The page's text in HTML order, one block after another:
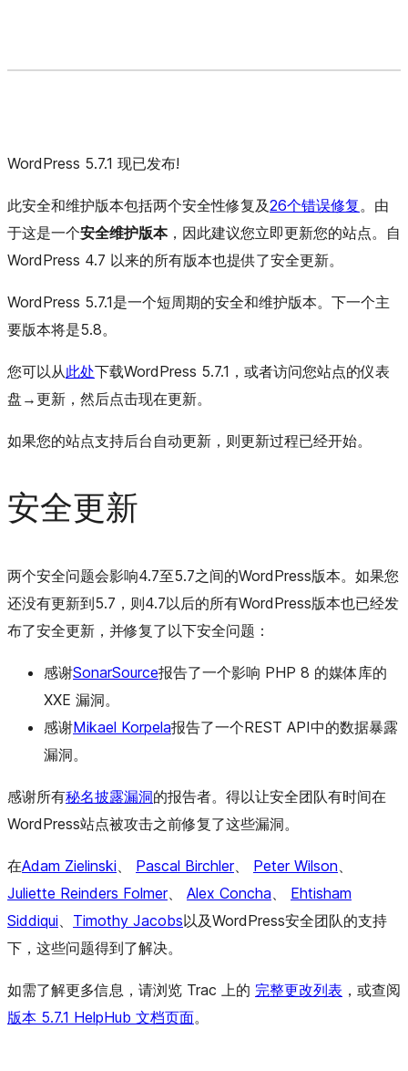
WordPress 5.7.1 现已发布!
此安全和维护版本包括两个安全性修复及26个错误修复。由
于这是一个安全维护版本，因此建议您立即更新您的站点。自
WordPress 4.7 以来的所有版本也提供了安全更新。
WordPress 5.7.1是一个短周期的安全和维护版本。下一个主
要版本将是5.8。
您可以从此处下载WordPress 5.7.1，或者访问您站点的仪表
盘 →更新，然后点击现在更新。
如果您的站点支持后台自动更新，则更新过程已经开始。
安全更新
两个安全问题会影响4.7至5.7之间的WordPress版本。如果您
还没有更新到5.7，则4.7以后的所有WordPress版本也已经发
布了安全更新，并修复了以下安全问题：
感谢SonarSource报告了一个影响 PHP 8 的媒体库的
XXE 漏洞。
感谢Mikael Korpela报告了一个REST API中的数据暴露
漏洞。
感谢所有秘名披露漏洞的报告者。得以让安全团队有时间在
WordPress站点被攻击之前修复了这些漏洞。
在Adam Zielinski、 Pascal Birchler、 Peter Wilson、
Juliette Reinders Folmer、 Alex Concha、 Ehtisham
Siddiqui、 Timothy Jacobs以及WordPress安全团队的支持
下，这些问题得到了解决。
如需了解更多信息，请浏览 Trac 上的 完整更改列表 ，或查阅
版本 5.7.1 HelpHub 文档页面。